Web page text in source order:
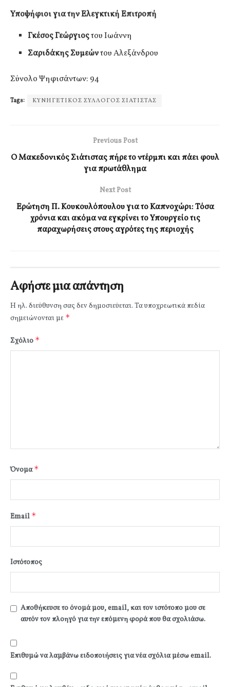
Υποψήφιοι για την Ελεγκτική Επιτροπή
Γκέσος Γεώργιοςτου Ιωάννη
Σαριδάκης Συμεώντου Αλεξάνδρου
Σύνολο Ψηφισάντων: 94
Tags: ΚΥΝΗΓΕΤΙΚΟΣ ΣΥΛΛΟΓΟΣ ΣΙΑΤΙΣΤΑΣ
Previous Post
Ο Μακεδονικός Σιάτιστας πήρε το ντέρμπι και πάει φουλ
για πρωτάθλημα
Next Post
Ερώτηση Π. Κουκουλόπουλου για το Καπνοχώρι: Τόσα
χρόνια και ακόμα να εγκρίνει το Υπουργείο τις
παραχωρήσεις στους αγρότες της περιοχής
Αφήστε μια απάντηση
Η ηλ. διεύθυνση σας δεν δημοσιεύεται. Τα υποχρεωτικά πεδία
σημειώνονται με *
Σχόλιο *
Όνομα*
Email *
Ιστότοπος
Αποθήκευσε το όνομά μου, email, και τον ιστότοπο μου σε
αυτόν τον πλοηγό για την επόμενη φορά που θα σχολιάσω.
Επιθυμώ να λαμβάνω ειδοποιήσεις για νέα σχόλια μέσω email.